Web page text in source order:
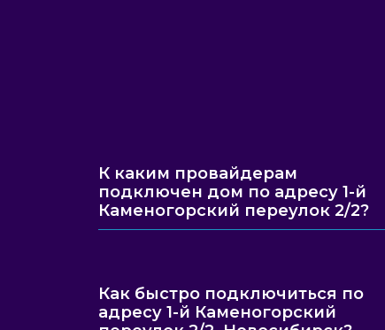
К каким провайдерам
подключен дом по адресу 1-й
Каменогорский переулок 2/2?
Как быстро подключиться по
адресу 1-й Каменогорский